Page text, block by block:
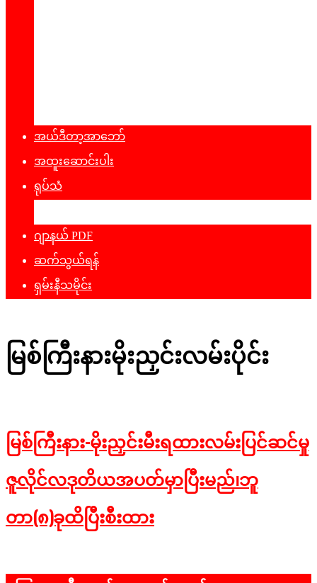
အယ်ဒီတာ့အာဘော်
အထူးဆောင်းပါး
ရုပ်သံ
ဂျာနယ် PDF
ဆက်သွယ်ရန်
ရှမ်းနီသမိုင်း
မြစ်ကြီးနားမိုးညှင်းလမ်းပိုင်း
မြစ်ကြီးနား-မိုးညှင်းမီးရထားလမ်းပြင်ဆင်မှု
ဇူလိုင်လဒုတိယအပတ်မှာပြီးမည်၊ဘူ
တာ(၈)ခုထိပြီးစီးထား